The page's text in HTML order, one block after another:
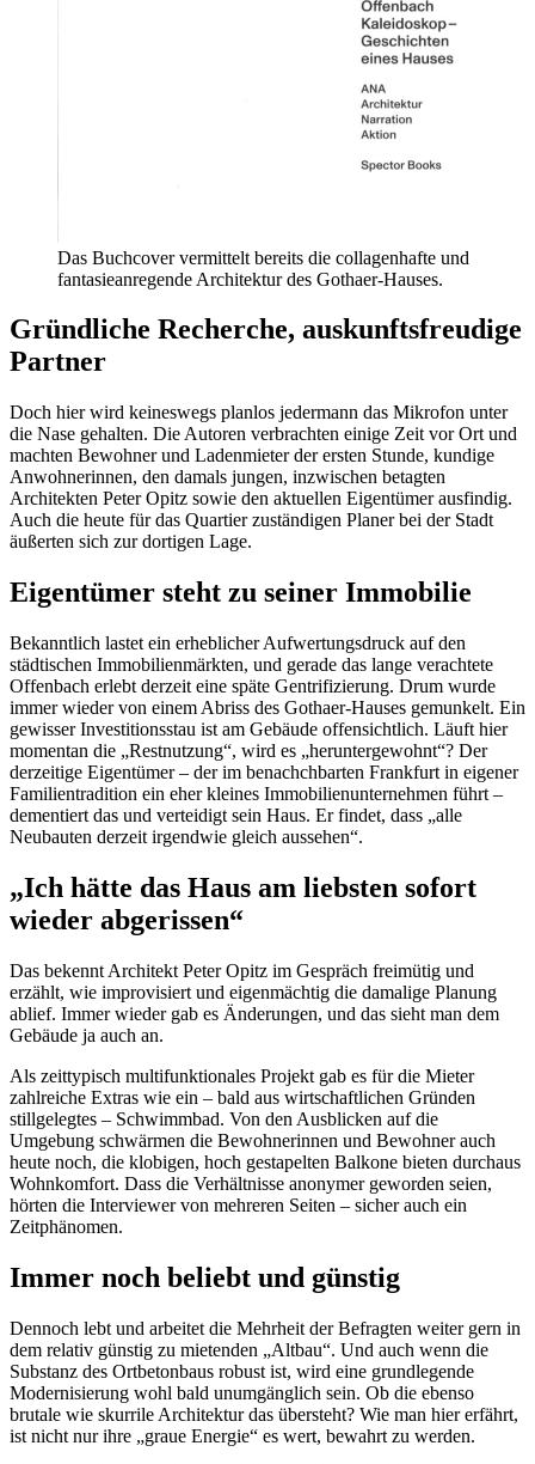
Das Buchcover vermittelt bereits die collagenhafte und
fantasieanregende Architektur des Gothaer-Hauses.
Gründliche Recherche, auskunftsfreudige
Partner
Doch hier wird keineswegs planlos jedermann das Mikrofon unter
die Nase gehalten. Die Autoren verbrachten einige Zeit vor Ort und
machten Bewohner und Ladenmieter der ersten Stunde, kundige
Anwohnerinnen, den damals jungen, inzwischen betagten
Architekten Peter Opitz sowie den aktuellen Eigentümer ausfindig.
Auch die heute für das Quartier zuständigen Planer bei der Stadt
äußerten sich zur dortigen Lage.
Eigentümer steht zu seiner Immobilie
Bekanntlich lastet ein erheblicher Aufwertungsdruck auf den
städtischen Immobilienmärkten, und gerade das lange verachtete
Offenbach erlebt derzeit eine späte Gentrifizierung. Drum wurde
immer wieder von einem Abriss des Gothaer-Hauses gemunkelt. Ein
gewisser Investitionsstau ist am Gebäude offensichtlich. Läuft hier
momentan die „Restnutzung“, wird es „heruntergewohnt“? Der
derzeitige Eigentümer – der im benachchbarten Frankfurt in eigener
Familientradition ein eher kleines Immobilienunternehmen führt –
dementiert das und verteidigt sein Haus. Er findet, dass „alle
Neubauten derzeit irgendwie gleich aussehen“.
„Ich hätte das Haus am liebsten sofort
wieder abgerissen“
Das bekennt Architekt Peter Opitz im Gespräch freimütig und
erzählt, wie improvisiert und eigenmächtig die damalige Planung
ablief. Immer wieder gab es Änderungen, und das sieht man dem
Gebäude ja auch an.
Als zeittypisch multifunktionales Projekt gab es für die Mieter
zahlreiche Extras wie ein – bald aus wirtschaftlichen Gründen
stillgelegtes – Schwimmbad. Von den Ausblicken auf die
Umgebung schwärmen die Bewohnerinnen und Bewohner auch
heute noch, die klobigen, hoch gestapelten Balkone bieten durchaus
Wohnkomfort. Dass die Verhältnisse anonymer geworden seien,
hörten die Interviewer von mehreren Seiten – sicher auch ein
Zeitphänomen.
Immer noch beliebt und günstig
Dennoch lebt und arbeitet die Mehrheit der Befragten weiter gern in
dem relativ günstig zu mietenden „Altbau“. Und auch wenn die
Substanz des Ortbetonbaus robust ist, wird eine grundlegende
Modernisierung wohl bald unumgänglich sein. Ob die ebenso
brutale wie skurrile Architektur das übersteht? Wie man hier erfährt,
ist nicht nur ihre „graue Energie“ es wert, bewahrt zu werden.